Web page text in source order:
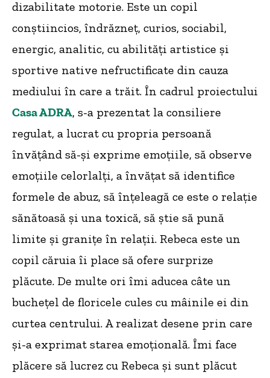
dizabilitate motorie. Este un copil
conștiincios, îndrăzneț, curios, sociabil,
energic, analitic, cu abilități artistice și
sportive native nefructificate din cauza
mediului în care a trăit. În cadrul proiectului
Casa ADRA, s-a prezentat la consiliere
regulat, a lucrat cu propria persoană
învățând să-și exprime emoțiile, să observe
emoțiile celorlalți, a învățat să identifice
formele de abuz, să înțeleagă ce este o relație
sănătoasă și una toxică, să știe să pună
limite și granițe în relații. Rebeca este un
copil căruia îi place să ofere surprize
plăcute. De multe ori îmi aducea câte un
buchețel de floricele cules cu mâinile ei din
curtea centrului. A realizat desene prin care
și-a exprimat starea emoțională. Îmi face
plăcere să lucrez cu Rebeca și sunt plăcut